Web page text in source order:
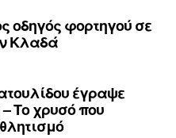
οδηγός φορτηγού σε
Κλαδά
έγραψε
Το χρυσό που